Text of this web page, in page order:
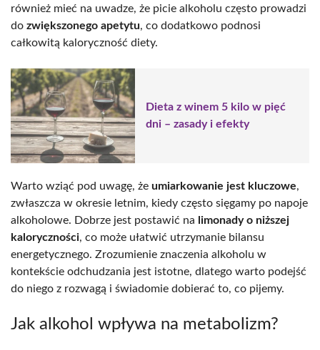
również mieć na uwadze, że picie alkoholu często prowadzi
do zwiększonego apetytu, co dodatkowo podnosi
całkowitą kaloryczność diety.
Dieta z winem 5 kilo w pięć
dni – zasady i efekty
Warto wziąć pod uwagę, że umiarkowanie jest kluczowe,
zwłaszcza w okresie letnim, kiedy często sięgamy po napoje
alkoholowe. Dobrze jest postawić na limonady o niższej
kaloryczności, co może ułatwić utrzymanie bilansu
energetycznego. Zrozumienie znaczenia alkoholu w
kontekście odchudzania jest istotne, dlatego warto podejść
do niego z rozwagą i świadomie dobierać to, co pijemy.
Jak alkohol wpływa na metabolizm?